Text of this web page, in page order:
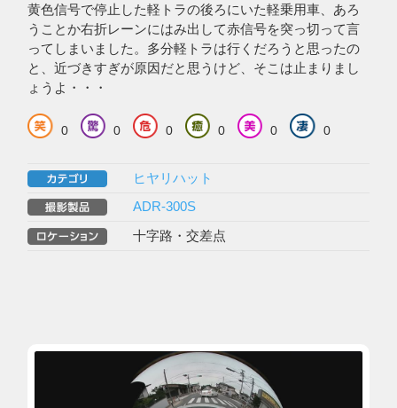
黄色信号で停止した軽トラの後ろにいた軽乗用車、あろ
うことか右折レーンにはみ出して赤信号を突っ切って言
ってしまいました。多分軽トラは行くだろうと思ったの
と、近づきすぎが原因だと思うけど、そこは止まりまし
ょうよ・・・
0 0 0 0 0 0
ヒヤリハット
ADR-300S
十字路・交差点